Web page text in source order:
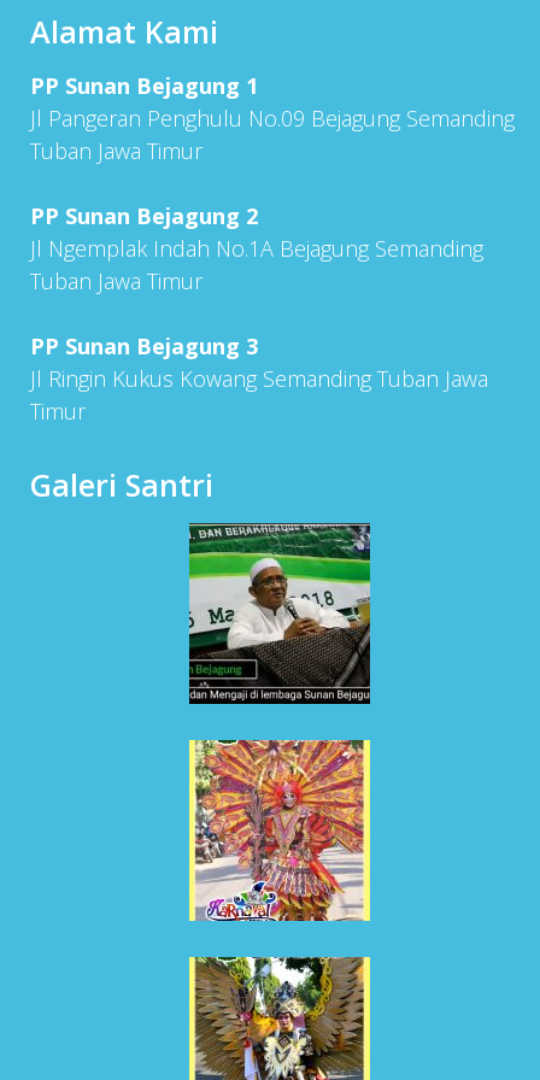
Alamat Kami
PP Sunan Bejagung 1
Jl Pangeran Penghulu No.09 Bejagung Semanding
Tuban Jawa Timur
PP Sunan Bejagung 2
Jl Ngemplak Indah No.1A Bejagung Semanding
Tuban Jawa Timur
PP Sunan Bejagung 3
Jl Ringin Kukus Kowang Semanding Tuban Jawa
Timur
Galeri Santri